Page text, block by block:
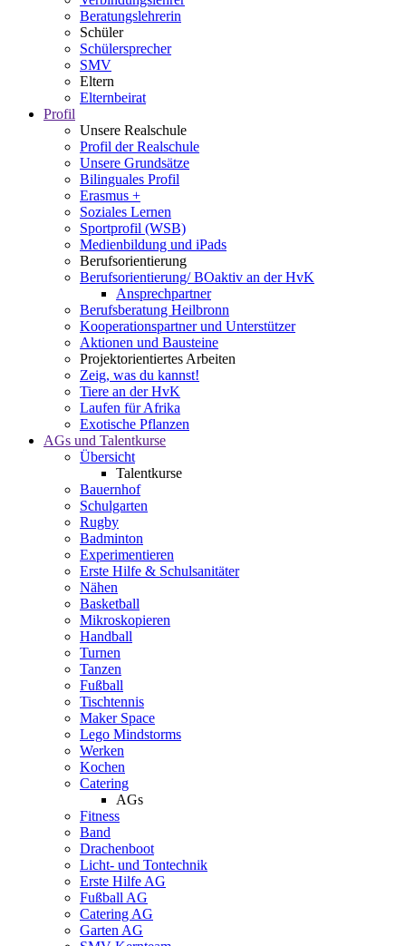
Beratungslehrerin
Schüler
Schülersprecher
SMV
Eltern
Elternbeirat
Profil
Unsere Realschule
Profil der Realschule
Unsere Grundsätze
Bilinguales Profil
Erasmus +
Soziales Lernen
Sportprofil (WSB)
Medienbildung und iPads
Berufsorientierung
Berufsorientierung/ BOaktiv an der HvK
Ansprechpartner
Berufsberatung Heilbronn
Kooperationspartner und Unterstützer
Aktionen und Bausteine
Projektorientiertes Arbeiten
Zeig, was du kannst!
Tiere an der HvK
Laufen für Afrika
Exotische Pflanzen
AGs und Talentkurse
Übersicht
Talentkurse
Bauernhof
Schulgarten
Rugby
Badminton
Experimentieren
Erste Hilfe & Schulsanitäter
Nähen
Basketball
Mikroskopieren
Handball
Turnen
Tanzen
Fußball
Tischtennis
Maker Space
Lego Mindstorms
Werken
Kochen
Catering
AGs
Fitness
Band
Drachenboot
Licht- und Tontechnik
Erste Hilfe AG
Fußball AG
Catering AG
Garten AG